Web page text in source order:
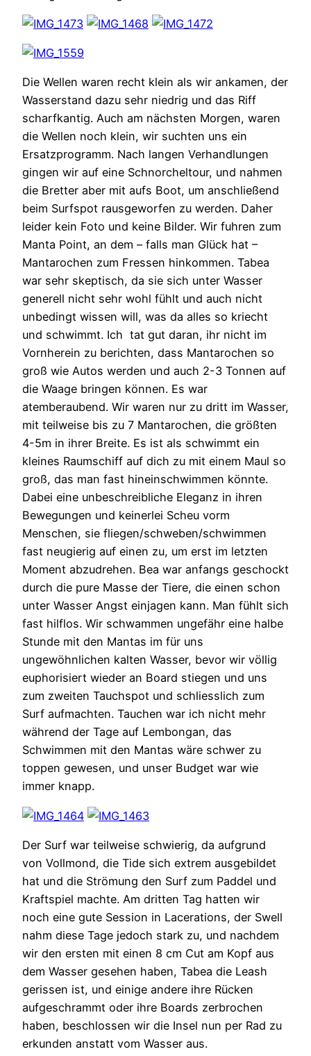
Die Wellen waren recht klein als wir ankamen, der
Wasserstand dazu sehr niedrig und das Riff
scharfkantig. Auch am nächsten Morgen, waren
die Wellen noch klein, wir suchten uns ein
Ersatzprogramm. Nach langen Verhandlungen
gingen wir auf eine Schnorcheltour, und nahmen
die Bretter aber mit aufs Boot, um anschließend
beim Surfspot rausgeworfen zu werden. Daher
leider kein Foto und keine Bilder. Wir fuhren zum
Manta Point, an dem – falls man Glück hat –
Mantarochen zum Fressen hinkommen. Tabea
war sehr skeptisch, da sie sich unter Wasser
generell nicht sehr wohl fühlt und auch nicht
unbedingt wissen will, was da alles so kriecht
und schwimmt. Ich tat gut daran, ihr nicht im
Vornherein zu berichten, dass Mantarochen so
groß wie Autos werden und auch 2-3 Tonnen auf
die Waage bringen können. Es war
atemberaubend. Wir waren nur zu dritt im Wasser,
mit teilweise bis zu 7 Mantarochen, die größten
4-5m in ihrer Breite. Es ist als schwimmt ein
kleines Raumschiff auf dich zu mit einem Maul so
groß, das man fast hineinschwimmen könnte.
Dabei eine unbeschreibliche Eleganz in ihren
Bewegungen und keinerlei Scheu vorm
Menschen, sie fliegen/schweben/schwimmen
fast neugierig auf einen zu, um erst im letzten
Moment abzudrehen. Bea war anfangs geschockt
durch die pure Masse der Tiere, die einen schon
unter Wasser Angst einjagen kann. Man fühlt sich
fast hilflos. Wir schwammen ungefähr eine halbe
Stunde mit den Mantas im für uns
ungewöhnlichen kalten Wasser, bevor wir völlig
euphorisiert wieder an Board stiegen und uns
zum zweiten Tauchspot und schliesslich zum
Surf aufmachten. Tauchen war ich nicht mehr
während der Tage auf Lembongan, das
Schwimmen mit den Mantas wäre schwer zu
toppen gewesen, und unser Budget war wie
immer knapp.
Der Surf war teilweise schwierig, da aufgrund
von Vollmond, die Tide sich extrem ausgebildet
hat und die Strömung den Surf zum Paddel und
Kraftspiel machte. Am dritten Tag hatten wir
noch eine gute Session in Lacerations, der Swell
nahm diese Tage jedoch stark zu, und nachdem
wir den ersten mit einen 8 cm Cut am Kopf aus
dem Wasser gesehen haben, Tabea die Leash
gerissen ist, und einige andere ihre Rücken
aufgeschrammt oder ihre Boards zerbrochen
haben, beschlossen wir die Insel nun per Rad zu
erkunden anstatt vom Wasser aus.